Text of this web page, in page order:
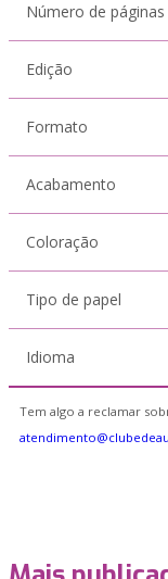
Número de páginas
Edição
Formato
Acabamento
Coloração
Tipo de papel
Idioma
Tem algo a reclamar